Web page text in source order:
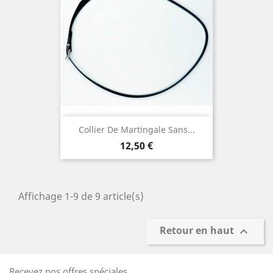
Collier De Martingale Sans...
Prix
12,50 €
Affichage 1-9 de 9 article(s)
Retour en haut 